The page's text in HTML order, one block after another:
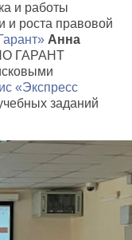
и работы
и роста правовой
Анна
ГАРАНТ
«Экспресс
заданий